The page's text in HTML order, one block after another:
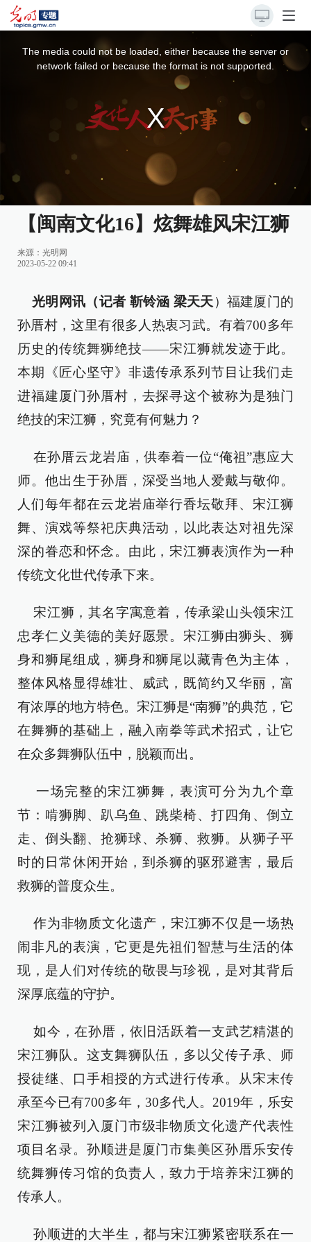
The media could not be loaded, either because the server or
network failed or because the format is not supported.
【闽南文化16】炫舞雄风宋江狮
来源：光明网
2023-05-22 09:41
光明网讯（记者 靳铃涵 梁天天）福建厦门的
孙厝村，这里有很多人热衷习武。有着700多年
历史的传统舞狮绝技——宋江狮就发迹于此。
本期《匠心坚守》非遗传承系列节目让我们走
进福建厦门孙厝村，去探寻这个被称为是独门
绝技的宋江狮，究竟有何魅力？
在孙厝云龙岩庙，供奉着一位“俺祖”惠应大
师。他出生于孙厝，深受当地人爱戴与敬仰。
人们每年都在云龙岩庙举行香坛敬拜、宋江狮
舞、演戏等祭祀庆典活动，以此表达对祖先深
深的眷恋和怀念。由此，宋江狮表演作为一种
传统文化世代传承下来。
宋江狮，其名字寓意着，传承梁山头领宋江
忠孝仁义美德的美好愿景。宋江狮由狮头、狮
身和狮尾组成，狮身和狮尾以藏青色为主体，
整体风格显得雄壮、威武，既简约又华丽，富
有浓厚的地方特色。宋江狮是“南狮”的典范，它
在舞狮的基础上，融入南拳等武术招式，让它
在众多舞狮队伍中，脱颖而出。
一场完整的宋江狮舞，表演可分为九个章
节：啃狮脚、趴乌鱼、跳柴椅、打四角、倒立
走、倒头翻、抢狮球、杀狮、救狮。从狮子平
时的日常休闲开始，到杀狮的驱邪避害，最后
救狮的普度众生。
作为非物质文化遗产，宋江狮不仅是一场热
闹非凡的表演，它更是先祖们智慧与生活的体
现，是人们对传统的敬畏与珍视，是对其背后
深厚底蕴的守护。
如今，在孙厝，依旧活跃着一支武艺精湛的
宋江狮队。这支舞狮队伍，多以父传子承、师
授徒继、口手相授的方式进行传承。从宋末传
承至今已有700多年，30多代人。2019年，乐安
宋江狮被列入厦门市级非物质文化遗产代表性
项目名录。孙顺进是厦门市集美区孙厝乐安传
统舞狮传习馆的负责人，致力于培养宋江狮的
传承人。
孙顺进的大半生，都与宋江狮紧密联系在一